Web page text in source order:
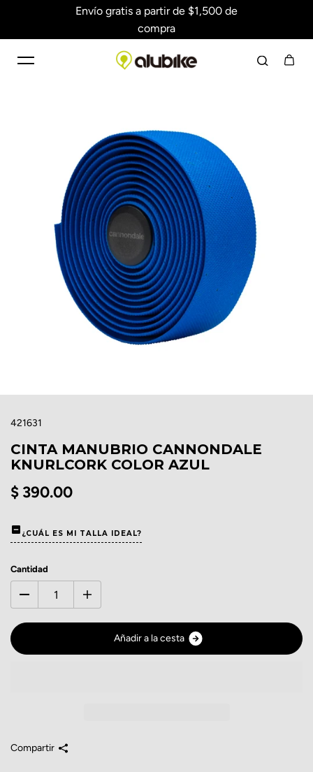
Saltar al contenidoEnvío gratis a partir de $1,500 de
compra
421631
CINTA MANUBRIO CANNONDALE
KNURLCORK COLOR AZUL
$ 390.00
¿CUÁL ES MI TALLA IDEAL?
Cantidad
Añadir a la cesta
Compartir